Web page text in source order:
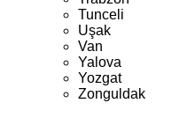
Tunceli
Uşak
Van
Yalova
Yozgat
Zonguldak